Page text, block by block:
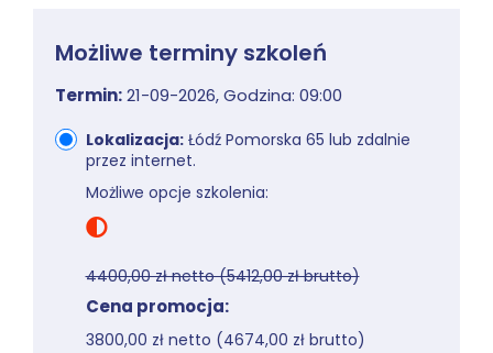
Możliwe terminy szkoleń
Termin:21-09-2026,Godzina: 09:00
Lokalizacja: Łódź Pomorska 65 lub zdalnie
przez internet.
Możliwe opcje szkolenia:
4400,00 zł netto (5412,00 zł brutto)
Cena promocja:
3800,00 zł netto (4674,00 zł brutto)